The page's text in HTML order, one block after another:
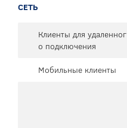
СЕТЬ
Клиенты для удаленног
о подключения
Мобильные клиенты